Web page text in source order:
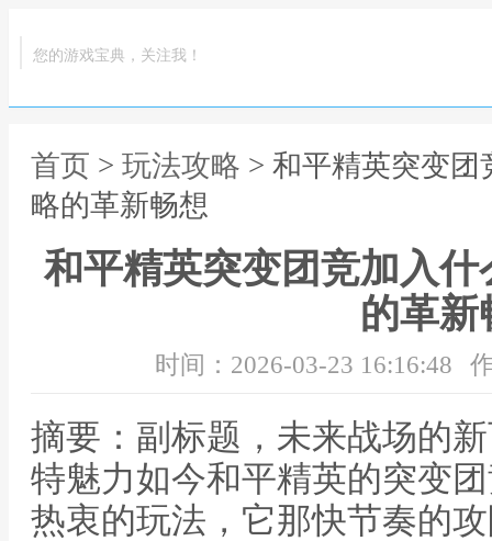
您的游戏宝典，关注我！
首页 > 玩法攻略 > 和平精英突变
略的革新畅想
和平精英突变团竞加入
的革新
时间：2026-03-23 16:16:48
摘要：副标题，未来战场的
特魅力如今和平精英的突变
热衷的玩法，它那快节奏的